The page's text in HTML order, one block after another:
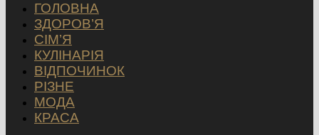
ГОЛОВНА
ЗДОРОВ’Я
СІМ’Я
КУЛІНАРІЯ
ВІДПОЧИНОК
РІЗНЕ
МОДА
КРАСА